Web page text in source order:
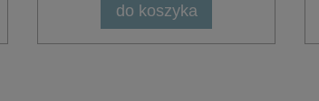
do koszyka